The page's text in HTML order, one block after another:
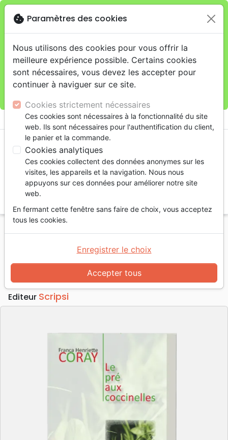
Je veux retirer ma commande au 11 rue de Rive,
Genèveclose
warningCette boutique en ligne est limitée au retrait en
magasin.
Pour les livraisons à domicile, veuillez passer vos
commandes sur la boutique La Maison de la Bible
shopping_cart
Accueil Livres Romans Pré aux coccinelles (Le)
Le pré aux coccinelles
Auteur : Franca Henriette Coray
RéférenceSCR2004 EAN9782826020042
Editeur Scripsi
cookie Paramètres des cookies
Nous utilisons des cookies pour vous offrir la
meilleure expérience possible. Certains cookies
sont nécessaires, vous devez les accepter pour
continuer à naviguer sur ce site.
Cookies strictement nécessaires
Ces cookies sont nécessaires à la fonctionnalité du site
web. Ils sont nécessaires pour l'authentification du client,
le panier et la commande.
Cookies analytiques
Ces cookies collectent des données anonymes sur les
visites, les appareils et la navigation. Nous nous
appuyons sur ces données pour améliorer notre site
web.
En fermant cette fenêtre sans faire de choix, vous acceptez
tous les cookies.
Accepter tous
Enregistrer le choix